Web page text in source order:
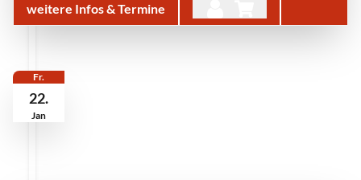
weitere Infos & Termine
Fr.
22.
Jan